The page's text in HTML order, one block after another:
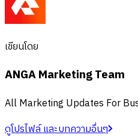
เขียนโดย
ANGA Marketing Team
All Marketing Updates For
ดูโปรไฟล์ และบทความอื่นๆ